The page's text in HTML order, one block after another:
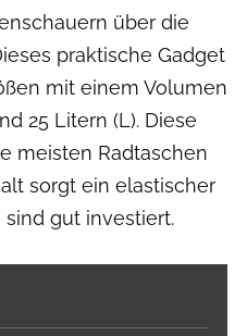
über die
praktische Gadget
mit einem Volumen
25 Litern (L). Diese
meisten Radtaschen
sorgt ein elastischer
sind gut investiert.